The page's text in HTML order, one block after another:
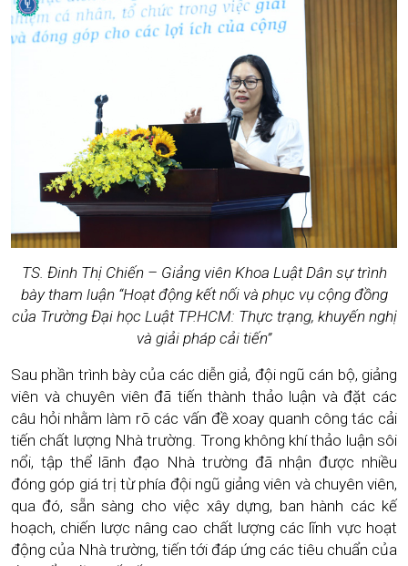
TS. Đinh Thị Chiến – Giảng viên Khoa Luật Dân sự trình
bày tham luận “Hoạt động kết nối và phục vụ cộng đồng
của Trường Đại học Luật TP.HCM: Thực trạng, khuyến nghị
và giải pháp cải tiến”
Sau phần trình bày của các diễn giả, đội ngũ cán bộ, giảng
viên và chuyên viên đã tiến thành thảo luận và đặt các
câu hỏi nhằm làm rõ các vấn đề xoay quanh công tác cải
tiến chất lượng Nhà trường. Trong không khí thảo luận sôi
nổi, tập thể lãnh đạo Nhà trường đã nhận được nhiều
đóng góp giá trị từ phía đội ngũ giảng viên và chuyên viên,
qua đó, sẵn sàng cho việc xây dựng, ban hành các kế
hoạch, chiến lược nâng cao chất lượng các lĩnh vực hoạt
động của Nhà trường, tiến tới đáp ứng các tiêu chuẩn của